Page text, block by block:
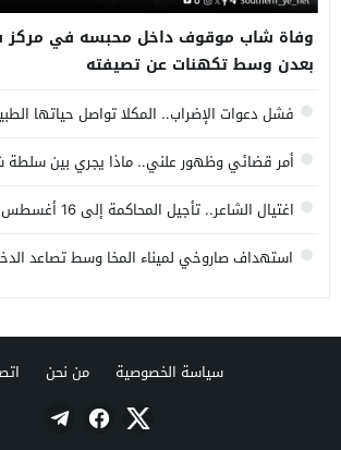
وفاة شاب موقوف داخل محبسه في مركز
بعدن وسط تكهنات عن تصيفته
فشل دعوات الإضراب.. المكلا تواصل حياتها
أمر قضائي وظهور علني.. ماذا يجري بين سلطة
اغتيال الشاعر..
استهداف صاروخي لميناء المخا وسط تصاعد
سياسة الخصوصية من نحن